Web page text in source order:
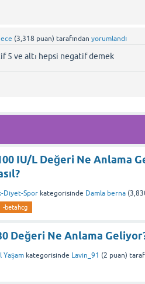
(3,318 puan) tarafından yorumlandı
5 ve altı hepsi negatif demek
IU/L Değeri Ne Anlama
Diyet-Spor kategorisinde Damla berna (
-betahcg
Değeri Ne Anlama
Yaşam kategorisinde Lavin_91 (2 puan)